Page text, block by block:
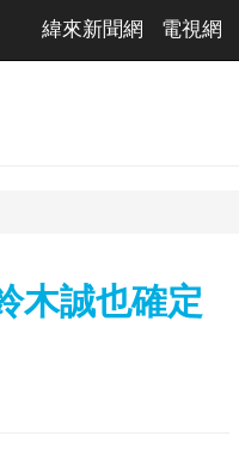
緯來新聞網 電視網
木誠也確定